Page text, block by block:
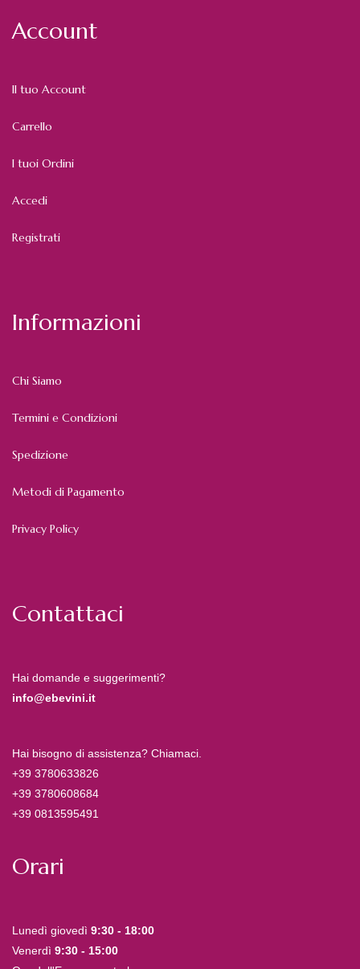
Account
Il tuo Account
Carrello
I tuoi Ordini
Accedi
Registrati
Informazioni
Chi Siamo
Termini e Condizioni
Spedizione
Metodi di Pagamento
Privacy Policy
Contattaci
Hai domande e suggerimenti?
info@ebevini.it
Hai bisogno di assistenza? Chiamaci.
+39 3780633826
+39 3780608684
+39 0813595491
Orari
Lunedì giovedì 9:30 - 18:00
Venerdì 9:30 - 15:00